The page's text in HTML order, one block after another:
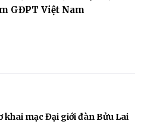
GĐPT Việt Nam
khai mạc Đại giới đàn Bửu Lai